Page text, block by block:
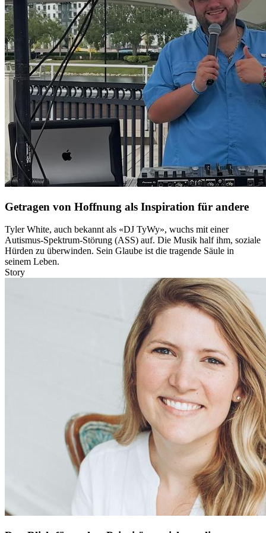
Getragen von Hoffnung als Inspiration für andere
Tyler White, auch bekannt als «DJ TyWy», wuchs mit einer
Autismus-Spektrum-Störung (ASS) auf. Die Musik half ihm, soziale
Hürden zu überwinden. Sein Glaube ist die tragende Säule in
seinem Leben.
Story